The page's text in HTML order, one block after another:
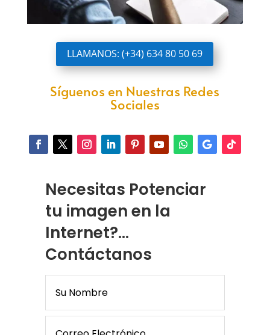
LLAMANOS: (+34) 634 80 50 69
Síguenos en Nuestras Redes
Sociales
Necesitas Potenciar
tu imagen en la
Internet?...
Contáctanos